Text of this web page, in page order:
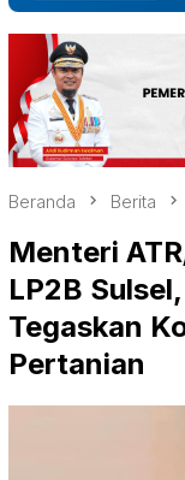
Beranda Berita
Menteri
LP2B
Tegaskan
Pertanian